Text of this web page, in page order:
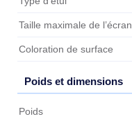
Taille maximale de l’écran
Coloration de surface
Poids et dimensions
Poids et dimensions
Poids